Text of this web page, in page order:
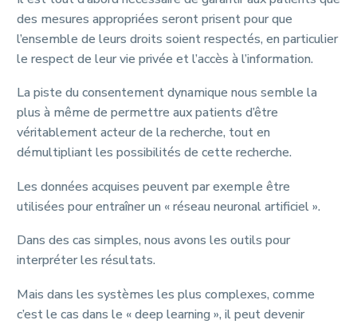
des mesures appropriées seront prisent pour que
l’ensemble de leurs droits soient respectés, en particulier
le respect de leur vie privée et l’accès à l’information.
La piste du consentement dynamique nous semble la
plus à même de permettre aux patients d’être
véritablement acteur de la recherche, tout en
démultipliant les possibilités de cette recherche.
Les données acquises peuvent par exemple être
utilisées pour entraîner un « réseau neuronal artificiel ».
Dans des cas simples, nous avons les outils pour
interpréter les résultats.
Mais dans les systèmes les plus complexes, comme
c’est le cas dans le « deep learning », il peut devenir